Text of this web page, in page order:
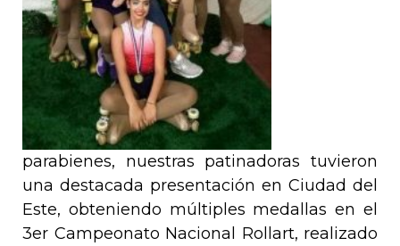
parabienes, nuestras patinadoras tuvieron
una destacada presentación en Ciudad del
Este, obteniendo múltiples medallas en el
3er Campeonato Nacional Rollart, realizado